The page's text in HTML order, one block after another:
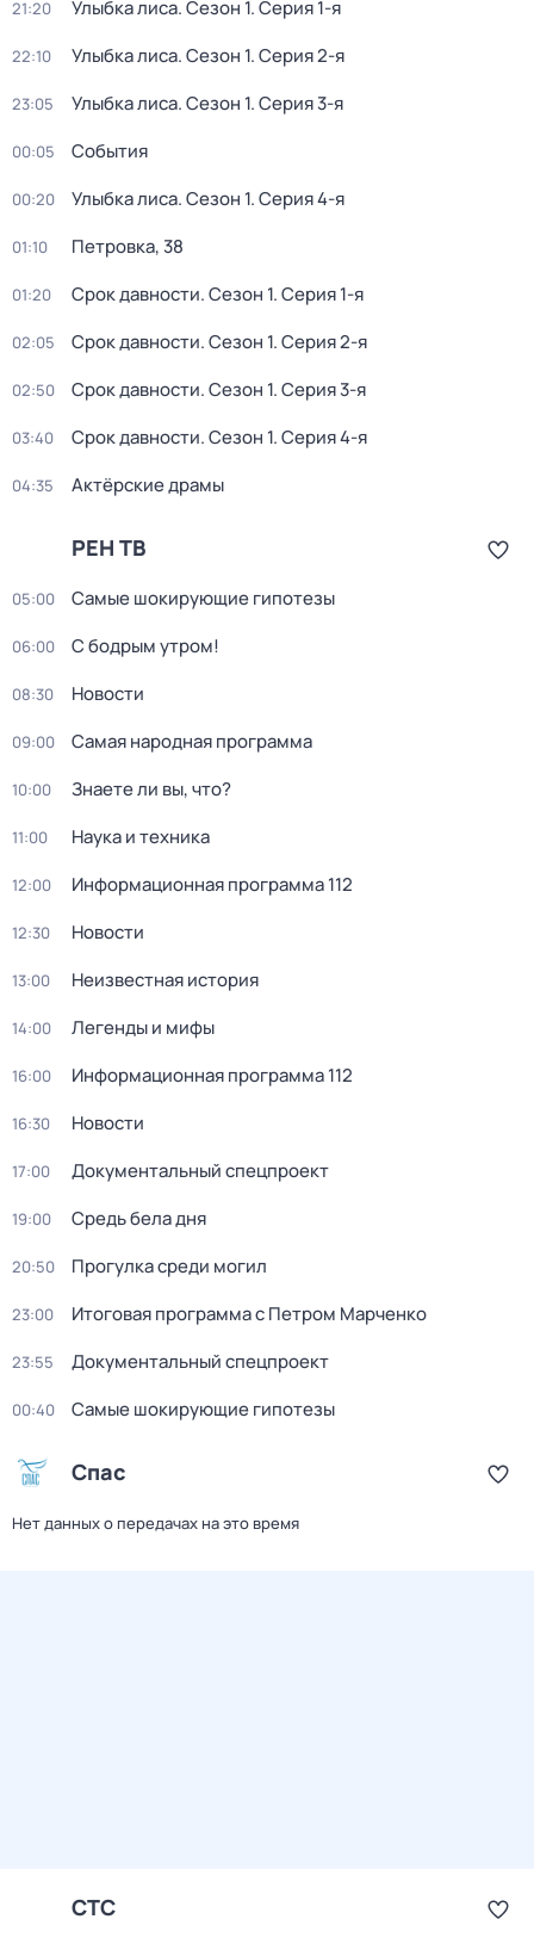
21:20 Улыбка лиса. Сезон 1. Серия 1-я
22:10 Улыбка лиса. Сезон 1. Серия 2-я
23:05 Улыбка лиса. Сезон 1. Серия 3-я
00:05 События
00:20 Улыбка лиса. Сезон 1. Серия 4-я
01:10 Петровка, 38
01:20 Срок давности. Сезон 1. Серия 1-я
02:05 Срок давности. Сезон 1. Серия 2-я
02:50 Срок давности. Сезон 1. Серия 3-я
03:40 Срок давности. Сезон 1. Серия 4-я
04:35 Актёрские драмы
РЕН ТВ
05:00 Самые шoкиpующие гипотезы
06:00 С бодрым утром!
08:30 Новости
09:00 Самая народная программа
10:00 Знаете ли вы, что?
11:00 Наука и техника
12:00 Информационная программа 112
12:30 Новости
13:00 Неизвестная история
14:00 Легенды и мифы
16:00 Информационная программа 112
16:30 Новости
17:00 Документальный спецпроект
19:00 Средь бела дня
20:50 Прогулка среди могил
23:00 Итоговая программа с Петром Марченко
23:55 Документальный спецпроект
00:40 Самые шoкиpующие гипотезы
Спас
Нет данных о передачах на это время
СТС